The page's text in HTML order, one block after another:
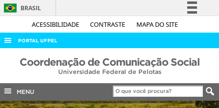
ACESSIBILIDADE CONTRASTE MAPA DO SITE
BRASIL
Simplifique!
Acesso à informação
Legislação
Canais
PORTAL UFPEL
ACESSO À INFORMAÇÃO
COBALTO
CONCURSOS
Coordenação de Comunicação Social
Universidade Federal de Pelotas
MENU